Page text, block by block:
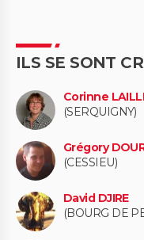
ILS SE SONT
Corinne
(SERQUIGNY)
Grégory
(CESSIEU)
David DJIRE
(BOURG DE